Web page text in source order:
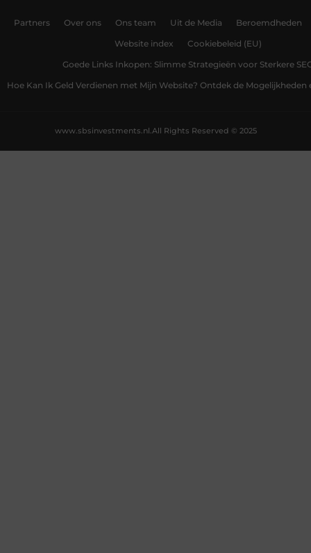
Partners Over ons Ons team Uit de Media Beroemdheden
Website index Cookiebeleid (EU)
Goede Links Inkopen: Slimme Strategieën voor Sterkere
Hoe Kan Ik Geld Verdienen met Mijn Website? Ontdek de Mogelijkheden
All Rights Reserved © 2025
www.sbsinvestments.nl.